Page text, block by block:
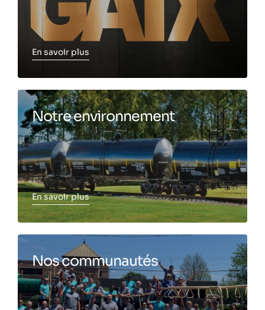
En savoir plus
Notre environnement
En savoir plus
Nos communautés